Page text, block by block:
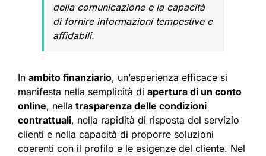
della comunicazione e la capacità
di fornire informazioni tempestive e
affidabili.
In ambito finanziario, un’esperienza efficace si
manifesta nella semplicità di apertura di un conto
online, nella trasparenza delle condizioni
contrattuali, nella rapidità di risposta del servizio
clienti e nella capacità di proporre soluzioni
coerenti con il profilo e le esigenze del cliente. Nel